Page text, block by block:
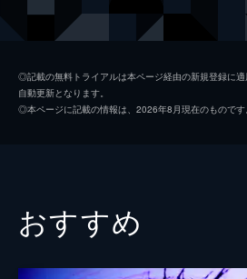
シュンスケ
謎の女
◎記載の無料トライアルは本ページ経由の新規登録に
自動更新となります。
◎本ページに記載の情報は、2026年8月現在のものです。
おすすめ